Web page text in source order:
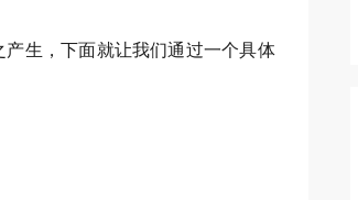
生，下面就让我们通过一个具体